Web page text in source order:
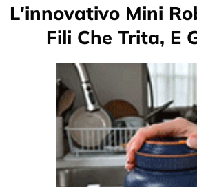
L'innovativo Mini
Fili Che Trita, E